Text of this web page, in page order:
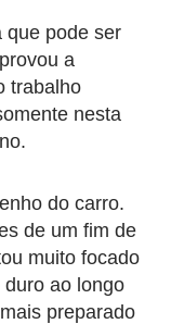
que pode ser
a
trabalho
nesta
do carro.
de um fim de
muito focado
ao longo
preparado